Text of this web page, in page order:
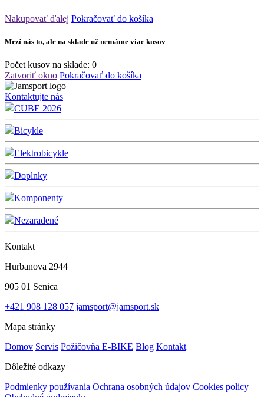
Nakupovať ďalej Pokračovať do košíka
Mrzí nás to, ale na sklade už nemáme viac kusov
Počet kusov na sklade: 0
Zatvoriť okno Pokračovať do košíka
Kontaktujte nás
CUBE 2026
Bicykle
Elektrobicykle
Doplnky
Komponenty
Nezaradené
Kontakt
Hurbanova 2944
905 01 Senica
+421 908 128 057 jamsport@jamsport.sk
Mapa stránky
Domov Servis Požičovňa E-BIKE Blog Kontakt
Dôležité odkazy
Podmienky používania Ochrana osobných údajov Cookies policy